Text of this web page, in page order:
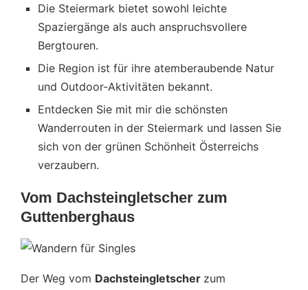
Die Steiermark bietet sowohl leichte
Spaziergänge als auch anspruchsvollere
Bergtouren.
Die Region ist für ihre atemberaubende Natur
und Outdoor-Aktivitäten bekannt.
Entdecken Sie mit mir die schönsten
Wanderrouten in der Steiermark und lassen Sie
sich von der grünen Schönheit Österreichs
verzaubern.
Vom Dachsteingletscher zum
Guttenberghaus
Der Weg vom Dachsteingletscher zum